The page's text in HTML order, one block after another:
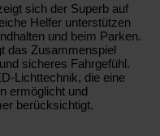
sich der Superb auf
Helfer unterstützen
und beim Parken.
das Zusammenspiel
sicheres Fahrgefühl.
Lichttechnik, die eine
ermöglicht und
berücksichtigt.